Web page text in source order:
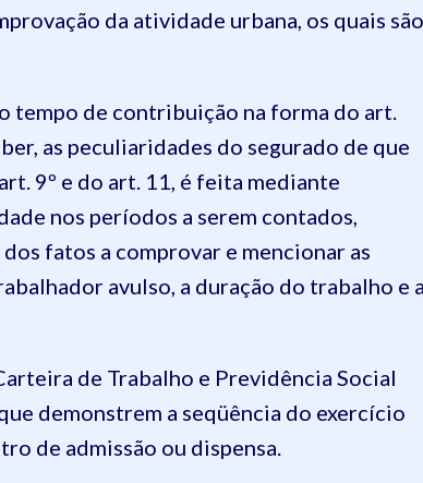
da atividade urbana, os quais são
tempo de contribuição na forma do art.
as peculiaridades do segurado de que
9º e do art. 11, é feita mediante
nos períodos a serem contados,
fatos a comprovar e mencionar as
avulso, a duração do trabalho e
de Trabalho e Previdência Social
demonstrem a seqüência do exercício
de admissão ou dispensa.